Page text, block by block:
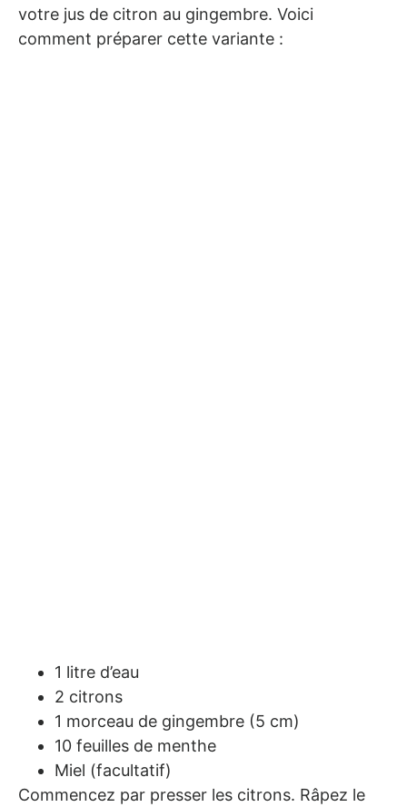
votre jus de citron au gingembre. Voici
comment préparer cette variante :
1 litre d’eau
2 citrons
1 morceau de gingembre (5 cm)
10 feuilles de menthe
Miel (facultatif)
Commencez par presser les citrons. Râpez le